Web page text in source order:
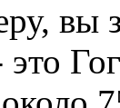
вы
это